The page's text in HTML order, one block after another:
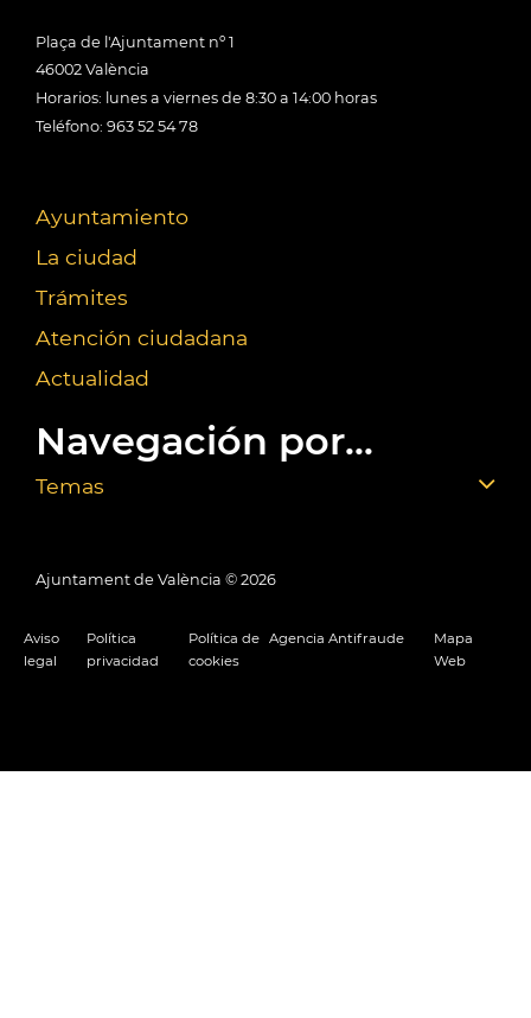
Plaça de l'Ajuntament nº 1
46002 València
Horarios: lunes a viernes de 8:30 a 14:00 horas
Teléfono: 963 52 54 78
Ayuntamiento
La ciudad
Trámites
Atención ciudadana
Actualidad
Navegación por...
Temas
Ajuntament de València © 2026
Aviso
legal
Política
privacidad
Política de
cookies
Agencia Antifraude
Mapa
Web